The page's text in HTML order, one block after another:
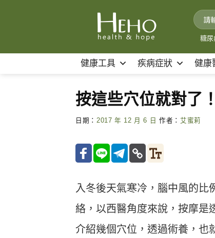
糖尿
健康工具 疾病症狀 健康
按這些穴位就對了
日期： 2017 年 12 月 6 日 作者： 艾蜜莉
入冬後天氣寒冷，腦中風的比
絡，以西醫角度來說，按摩是
介紹幾個穴位，透過術養，也